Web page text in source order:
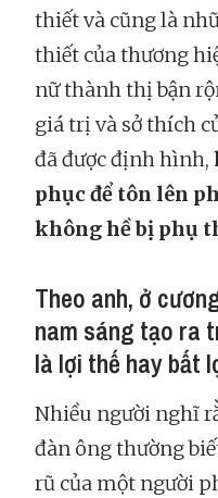
thiết và cũng là
thiết của thương
nữ thành thị bận
giá trị và sở thích
đã được định hình,
phục để tôn lên
không hề bị phụ
Theo anh, ở
nam sáng tạo ra
là lợi thế hay bất
Nhiều người nghĩ
đàn ông thường
rũ của một người